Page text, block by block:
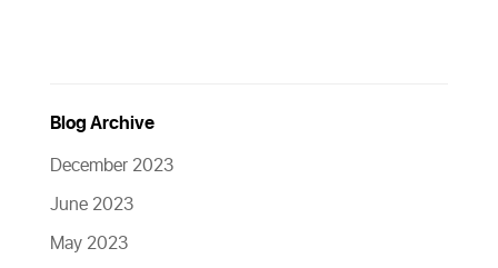
Blog Archive
December 2023
June 2023
May 2023